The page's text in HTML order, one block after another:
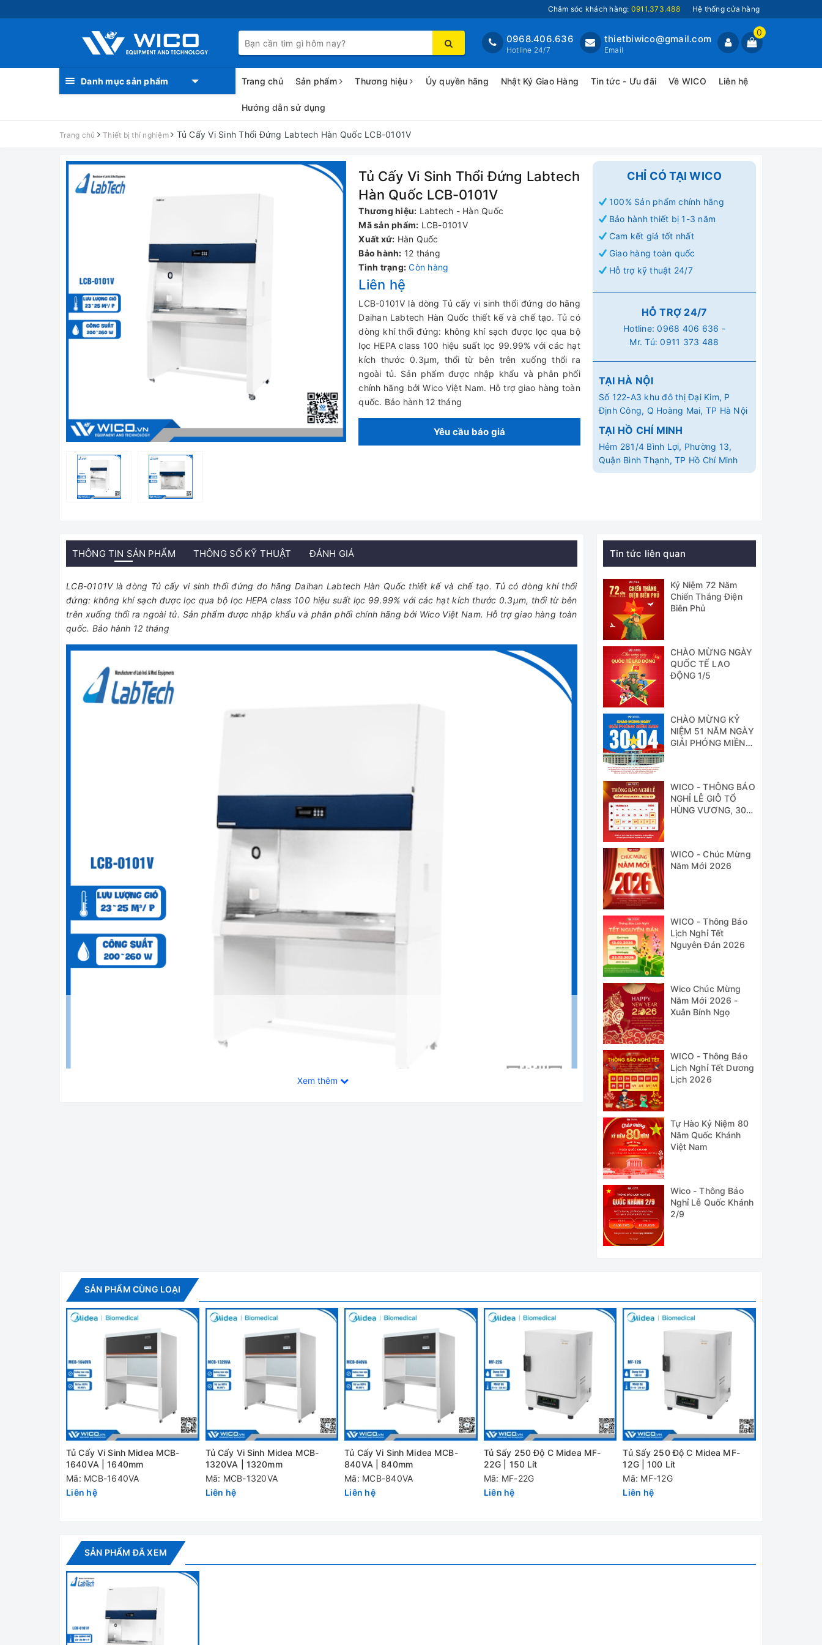
Chăm sóc khách hàng: 0911.373.488 Hệ thống cửa hàng
0
thietbiwico@gmail.com
Email
0968.406.636
Hotline 24/7
Danh mục sản phẩm Trang chủ Sản phẩm Thương hiệu Ủy quyền hãng Nhật Ký Giao Hàng Tin tức - Ưu đãi Về WICO Liên hệ
Hướng dẫn sử dụng
Trang chủ Thiết bị thí nghiệm Tủ Cấy Vi Sinh Thổi Đứng Labtech Hàn Quốc LCB-0101V
Tủ Cấy Vi Sinh Thổi Đứng Labtech
Hàn Quốc LCB-0101V
Thương hiệu: Labtech - Hàn Quốc
Mã sản phẩm: LCB-0101V
Xuất xứ: Hàn Quốc
Bảo hành: 12 tháng
Tình trạng: Còn hàng
Liên hệ
LCB-0101V là dòng Tủ cấy vi sinh thổi đứng do hãng
Daihan Labtech Hàn Quốc thiết kế và chế tạo. Tủ có
dòng khí thổi đứng: không khí sạch được lọc qua bộ
lọc HEPA class 100 hiệu suất lọc 99.99% với các hạt
kích thước 0.3µm, thổi từ bên trên xuống thổi ra
ngoài tủ. Sản phẩm được nhập khẩu và phân phối
chính hãng bởi Wico Việt Nam. Hỗ trợ giao hàng toàn
quốc. Bảo hành 12 tháng
Yêu cầu báo giá
CHỈ CÓ TẠI WICO
100% Sản phẩm chính hãng
Bảo hành thiết bị 1-3 năm
Cam kết giá tốt nhất
Giao hàng toàn quốc
Hỗ trợ kỹ thuật 24/7
HỖ TRỢ 24/7
Hotline:0968 406 636 -
Mr. Tú:0911 373 488
TẠI HÀ NỘI
Số 122-A3 khu đô thị Đại Kim, P
Định Công, Q Hoàng Mai, TP Hà Nội
TẠI HỒ CHÍ MINH
Hẻm 281/4 Bình Lợi, Phường 13,
Quận Bình Thạnh, TP Hồ Chí Minh
THÔNG TIN SẢN PHẨM THÔNG SỐ KỸ THUẬT ĐÁNH GIÁ
LCB-0101V là dòng Tủ cấy vi sinh thổi đứng do hãng Daihan Labtech Hàn Quốc thiết kế và chế tạo. Tủ có dòng khí thổi
đứng: không khí sạch được lọc qua bộ lọc HEPA class 100 hiệu suất lọc 99.99% với các hạt kích thước 0.3µm, thổi từ bên
trên xuống thổi ra ngoài tủ. Sản phẩm được nhập khẩu và phân phối chính hãng bởi Wico Việt Nam. Hỗ trợ giao hàng toàn
quốc. Bảo hành 12 tháng
Hệ thống lọc HEPA - Đáp ứng tiêu chuẩn hàng đầu:
- Bộ lọc HEPA, cấp làm sạch Class 100, hiệu suất màng lọc 99.99% đối với các hạt có kích thước 0.3µm
- Bộ tiền lọc (lắp sẵn trong tủ) : Loại bỏ các hạt có kích thước từ 3 - 30 µm
- Dễ dàng thay thế bộ lọc ở phía sau và phía trước của tủ
- Tốc độ dòng khí sạch và lưu tốc đồng đều cho dòng khí có độ sạch cao
- Tủ được sản xuất trên dây chuyền công nghệ hiện đại đáp ứng tiêu chuẩn: ISO 14644-1, ISO Class 5 (Class 100). Được
nhập khẩu và phân phối chính hãng bởi Thietbiphantich.Vn.
Vật liệu chế tạo cao cấp:
- Cấu tạo chống rò rỉ khí, cấu tạo bên trong bằng thép không gỉ độ sạch cao, cấu tạo bên ngoài bằng thép phủ sơn cho độ
bền cao.
- Đặc biệt dòng VEW có trang bị 2 cửa bên bằng kính cường lực dễ quan sát bên trong buồng thao tác.
- Lưu lượng gió trung bình: 0.3 – 0.6 m/giây
- Độ ồn: 56 – 60 dB
Trang bị khác:
Xem thêm
Tin tức liên quan
Kỷ Niệm 72 Năm
Chiến Thắng Điện
Biên Phủ
CHÀO MỪNG NGÀY
QUỐC TẾ LAO
ĐỘNG 1/5
CHÀO MỪNG KỶ
NIỆM 51 NĂM NGÀY
GIẢI PHÓNG MIỀN
WICO - THÔNG BÁO
NGHỈ LỄ GIỖ TỔ
HÙNG VƯƠNG, 30/4
WICO - Chúc Mừng
Năm Mới 2026
WICO - Thông Báo
Lịch Nghỉ Tết
Nguyên Đán 2026
Wico Chúc Mừng
Năm Mới 2026 -
Xuân Bính Ngọ
WICO - Thông Báo
Lịch Nghỉ Tết Dương
Lịch 2026
Tự Hào Kỷ Niệm 80
Năm Quốc Khánh
Việt Nam
Wico - Thông Báo
Nghỉ Lễ Quốc Khánh
2/9
SẢN PHẨM CÙNG LOẠI
Tủ Cấy Vi Sinh Midea MCB-
1640VA | 1640mm
Mã: MCB-1640VA
Liên hệ
Tủ Cấy Vi Sinh Midea MCB-
1320VA | 1320mm
Mã: MCB-1320VA
Liên hệ
Tủ Cấy Vi Sinh Midea MCB-
840VA | 840mm
Mã: MCB-840VA
Liên hệ
Tủ Sấy 250 Độ C Midea MF-
22G | 150 Lít
Mã: MF-22G
Liên hệ
Tủ Sấy 250 Độ C Midea MF-
12G | 100 Lít
Mã: MF-12G
Liên hệ
SẢN PHẨM ĐÃ XEM